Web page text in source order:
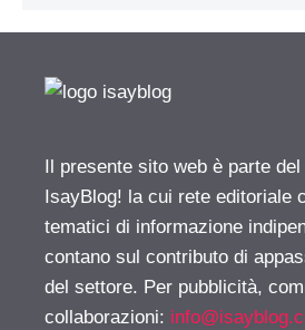
Il presente sito web è parte
IsayBlog! la cui rete editoriale
tematici di informazione
contano sul contributo di
del settore. Per pubblicità,
collaborazioni: